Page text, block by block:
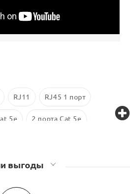
RJ11 RJ45 1 порт
5e 2 порта Cat 5e
(RJ45), телефонные (RJ11)
выгоды